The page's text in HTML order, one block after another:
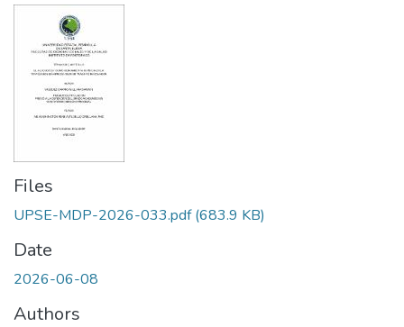
Files
UPSE-MDP-2026-033.pdf(683.9 KB)
Date
2026-06-08
Authors